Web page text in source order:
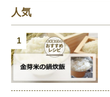
人気
1